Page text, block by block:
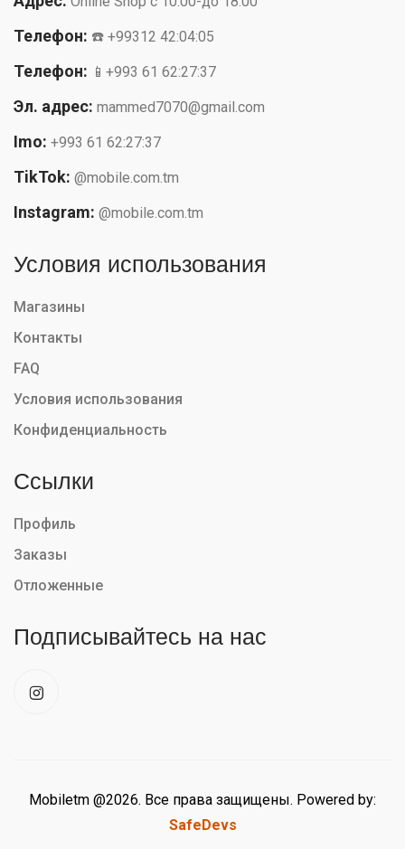
Телефон: ☎️ +99312 42:04:05
Телефон: 📱+993 61 62:27:37
Эл. адрес: mammed7070@gmail.com
Imo: +993 61 62:27:37
TikTok: @mobile.com.tm
Instagram: @mobile.com.tm
Условия использования
Магазины
Контакты
FAQ
Условия использования
Конфиденциальность
Ссылки
Профиль
Заказы
Отложенные
Подписывайтесь на нас
Mobiletm @2026. Все права защищены. Powered by:
SafeDevs